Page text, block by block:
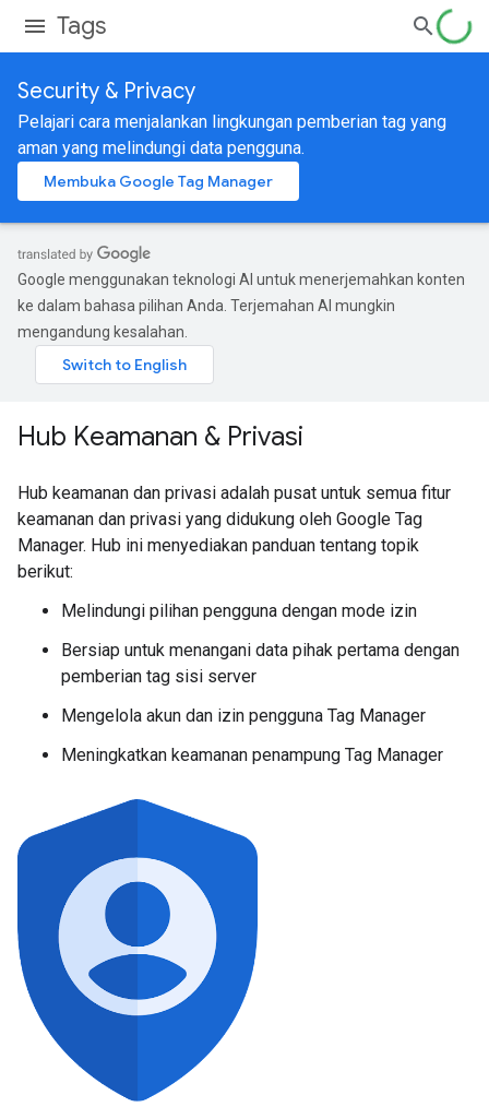
Tags
Security & Privacy
Pelajari cara menjalankan lingkungan pemberian tag yang
aman yang melindungi data pengguna.
Membuka Google Tag Manager
Google menggunakan teknologi AI untuk menerjemahkan konten
ke dalam bahasa pilihan Anda. Terjemahan AI mungkin
mengandung kesalahan.
Hub Keamanan & Privasi
Hub keamanan dan privasi adalah pusat untuk semua fitur
keamanan dan privasi yang didukung oleh Google Tag
Manager. Hub ini menyediakan panduan tentang topik
berikut:
Melindungi pilihan pengguna dengan mode izin
Bersiap untuk menangani data pihak pertama dengan
pemberian tag sisi server
Mengelola akun dan izin pengguna Tag Manager
Meningkatkan keamanan penampung Tag Manager